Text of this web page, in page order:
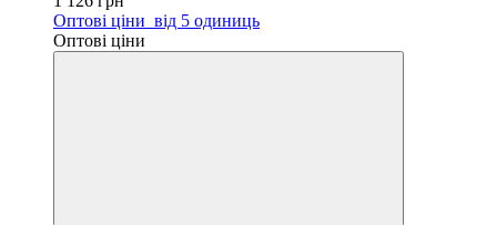
Оптові ціни від 5 одиниць
Оптові ціни